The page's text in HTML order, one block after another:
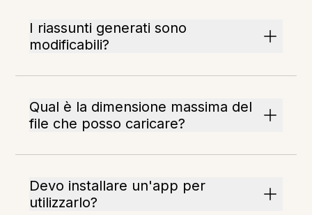
I riassunti generati sono
modificabili?
Qual è la dimensione massima del
file che posso caricare?
Devo installare un'app per
utilizzarlo?